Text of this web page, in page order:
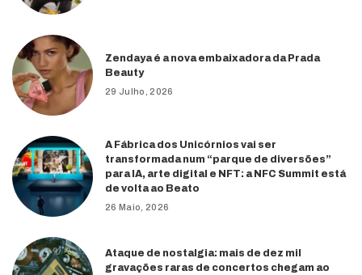
Zendaya é a nova embaixadora da Prada
Beauty
29 Julho, 2026
A Fábrica dos Unicórnios vai ser
transformada num “parque de diversões”
para IA, arte digital e NFT: a NFC Summit está
de volta ao Beato
26 Maio, 2026
Ataque de nostalgia: mais de dez mil
gravações raras de concertos chegam ao